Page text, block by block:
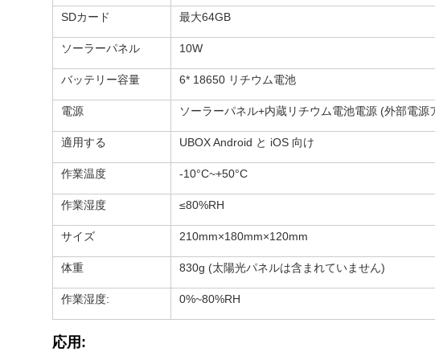
SDカード 最大64GB
ソーラーパネル 10W
バッテリー容量 6* 18650 リチウム電池
電源 ソーラーパネル+内蔵リチウム電池電源 (外部電源
適用する UBOX Android と iOS 向け
作業温度 -10°C~+50°C
作業湿度 ≤80%RH
サイズ 210mm×180mm×120mm
体重 830g (太陽光パネルは含まれていません)
作業湿度: 0%~80%RH
応用: